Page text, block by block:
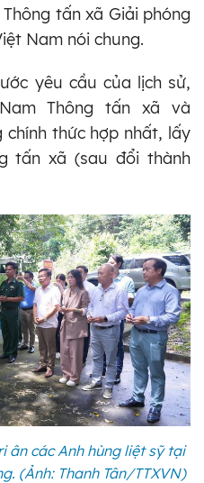
tấn xã Giải phóng
Nam nói chung.
yêu cầu của lịch sử,
Thông tấn xã và
chính thức hợp nhất, lấy
tấn xã (sau đổi thành
ân các Anh hùng liệt sỹ tại
(Ảnh: Thanh Tân/TTXVN)